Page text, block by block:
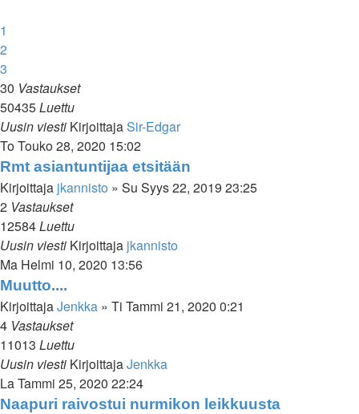
1
2
3
30 Vastaukset
50435Luettu
Uusin viesti KirjoittajaSir-Edgar
To Touko 28, 2020 15:02
Rmt asiantuntijaa etsitään
Kirjoittaja jkannisto » Su Syys 22, 2019 23:25
2 Vastaukset
12584Luettu
Uusin viesti Kirjoittaja jkannisto
Ma Helmi 10, 2020 13:56
Muutto....
KirjoittajaJenkka » Ti Tammi 21, 2020 0:21
4 Vastaukset
11013 Luettu
Uusin viesti KirjoittajaJenkka
La Tammi 25, 2020 22:24
Naapuri raivostui nurmikon leikkuusta